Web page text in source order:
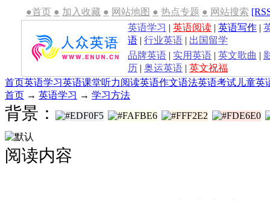
●首页 ● 加入收藏 ● 网站地图 ● 热点专题 ● 网站搜索
英语学习 | 英语阅读 | 英语写作 |
语 | 行业英语 | 出国留学
品牌英语 | 实用英语 | 英文歌曲 |
历 | 奥运英语 | 英文祝福
首页英语学习英语课堂听力阅读英语作文语法英语考试 儿童英
首页 → 英语学习 → 学习方法
背景：
阅读内容